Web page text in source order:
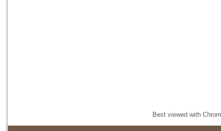
Best viewed with